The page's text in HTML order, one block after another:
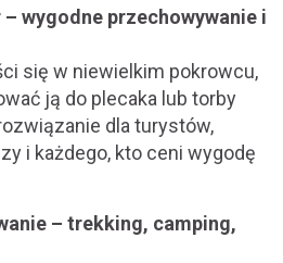
wygodne przechowywanie i
się w niewielkim pokrowcu,
ją do plecaka lub torby
dla turystów,
i każdego, kto ceni wygodę
– trekking, camping,